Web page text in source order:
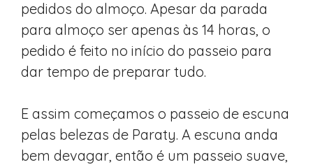
pedidos do almoço. Apesar da parada
para almoço ser apenas às 14 horas, o
pedido é feito no início do passeio para
dar tempo de preparar tudo.
E assim começamos o passeio de escuna
pelas belezas de Paraty. A escuna anda
bem devagar, então é um passeio suave,